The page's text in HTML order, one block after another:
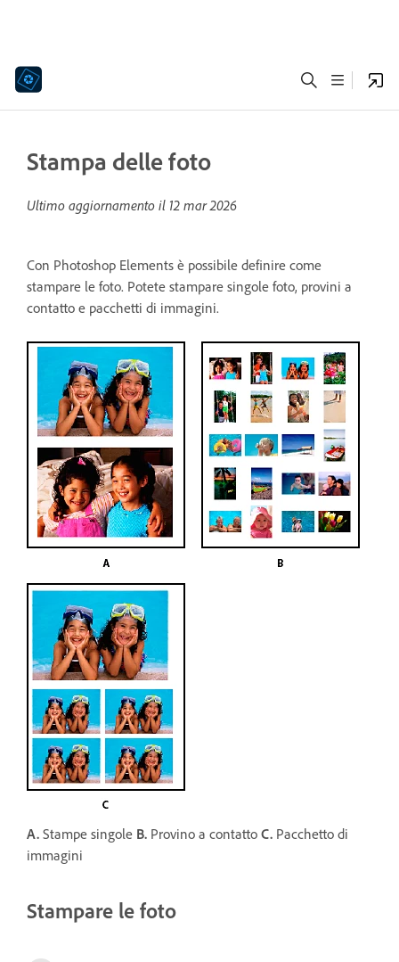
Stampa delle foto
Ultimo aggiornamento il 12 mar 2026
Con Photoshop Elements è possibile definire come
stampare le foto. Potete stampare singole foto, provini a
contatto e pacchetti di immagini.
A. Stampe singole B. Provino a contatto C. Pacchetto di
immagini
Stampare le foto